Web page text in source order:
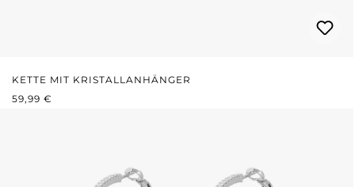
KETTE MIT KRISTALLANHÄNGER
REGULÄRER PREIS:
59,99 €